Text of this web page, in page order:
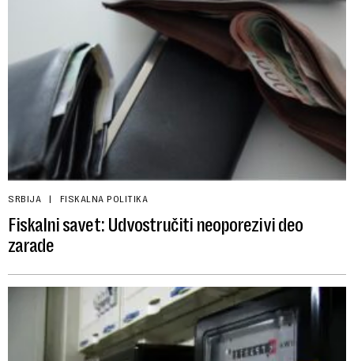
SRBIJA FISKALNA POLITIKA
Fiskalni savet: Udvostručiti neoporezivi deo
zarade